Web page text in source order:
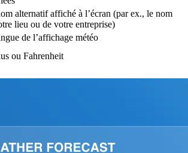
alternatif affiché à l’écran (par ex., le nom
lieu ou de votre entreprise)
de l’affichage météo
ou Fahrenheit